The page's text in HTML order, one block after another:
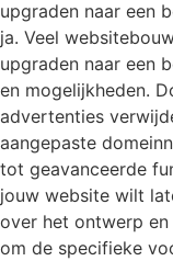
upgraden naar een
ja. Veel
upgraden naar een
en mogelijkheden.
advertenties
aangepaste
tot geavanceerde
jouw website wilt
over het ontwerp
om de specifieke